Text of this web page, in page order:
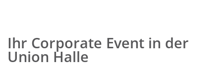
Ihr Corporate Event in der
Union Halle